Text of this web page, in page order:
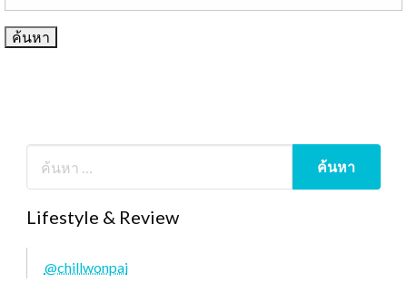
สำหรับ:
Lifestyle & Review
@chillwonpai